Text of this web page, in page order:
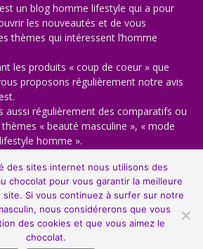
un blog homme lifestyle qui a pour
les nouveautés et de vous
thèmes qui intéressent l’homme
les produits « coup de coeur » que
proposons régulièrement notre avis
aussi régulièrement des comparatifs ou
« beauté masculine », « mode
homme ».
Rights Reserved. Gentleman Moderne est un
des sites internet nous utilisons des
chocolat pour vous garantir la meilleure
Si vous continuez à surfer sur notre
nous considérerons que vous
des cookies et que vous aimez le
chocolat.